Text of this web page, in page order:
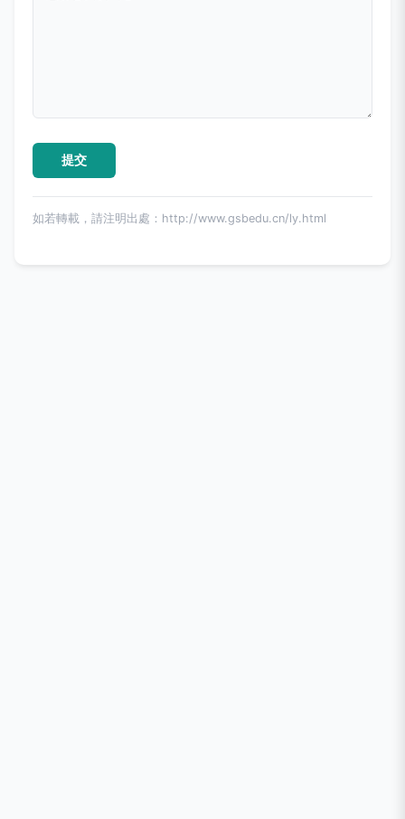
如若轉載，請注明出處：http://www.gsbedu.cn/ly.html